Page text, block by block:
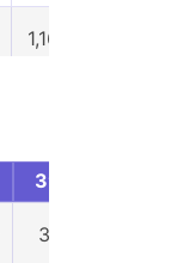
1,168,400
1,374,200
1,475,700
3900部
372,400